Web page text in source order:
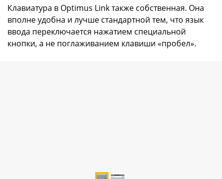
Клавиатура в Optimus Link также собственная. Она
вполне удобна и лучше стандартной тем, что язык
ввода переключается нажатием специальной
кнопки, а не поглаживанием клавиши «пробел».